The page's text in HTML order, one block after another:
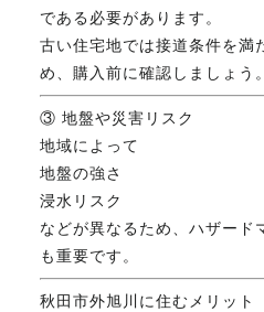
である必要があります。
古い住宅地では接道条件を満
め、購入前に確認しましょう。
③ 地盤や災害リスク
地域によって
地盤の強さ
浸水リスク
などが異なるため、ハザード
も重要です。
秋田市外旭川に住むメリット